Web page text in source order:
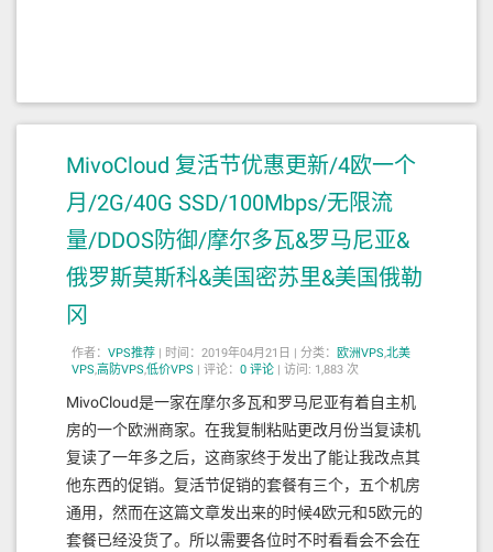
MivoCloud 复活节优惠更新/4欧一个
月/2G/40G SSD/100Mbps/无限流
量/DDOS防御/摩尔多瓦&罗马尼亚&
俄罗斯莫斯科&美国密苏里&美国俄勒
冈
作者： VPS推荐 | 时间：2019年04月21日 | 分类： 欧洲VPS,北美
VPS,高防VPS,低价VPS | 评论： 0 评论 | 访问: 1,883 次
MivoCloud是一家在摩尔多瓦和罗马尼亚有着自主机
房的一个欧洲商家。在我复制粘贴更改月份当复读机
复读了一年多之后，这商家终于发出了能让我改点其
他东西的促销。复活节促销的套餐有三个，五个机房
通用，然而在这篇文章发出来的时候4欧元和5欧元的
套餐已经没货了。所以需要各位时不时看看会不会在